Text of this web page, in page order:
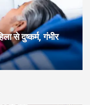
से दुष्कर्म, गंभीर